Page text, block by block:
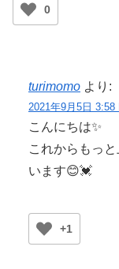
0
turimomo より:
2021年9月5日 3:58
こんにちは✨
これからもっ
います😊💓
+1